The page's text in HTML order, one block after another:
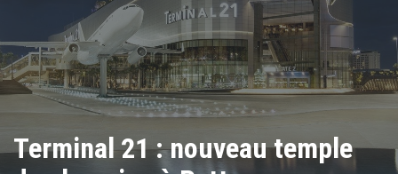
Terminal 21 : nouveau temple